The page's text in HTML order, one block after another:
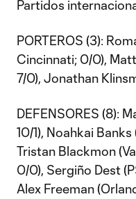
Partidos
PORTEROS (3):
Cincinnati; 0/0),
7/0), Jonathan
DEFENSORES (8):
10/1), Noahkai
Tristan Blackmon
0/0), Sergiño Dest
Alex Freeman